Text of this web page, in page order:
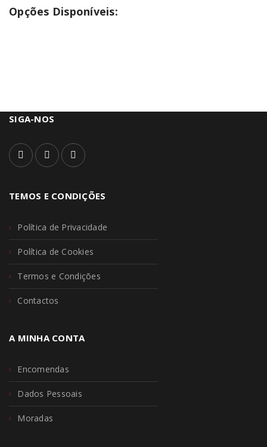
Opções Disponíveis:
SIGA-NOS
TEMOS E CONDIÇÕES
Política de Privacidade
Política de Cookies
Termos e Condições
Contactos
A MINHA CONTA
Encomendas
Dados Pessoais
Moradas